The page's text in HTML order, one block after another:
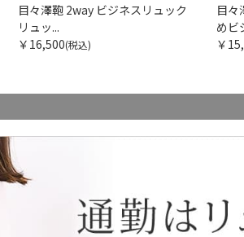
目々澤鞄 2way ビジネスリュック
リュッ...
￥16,500(税込)
目々
めビ
￥